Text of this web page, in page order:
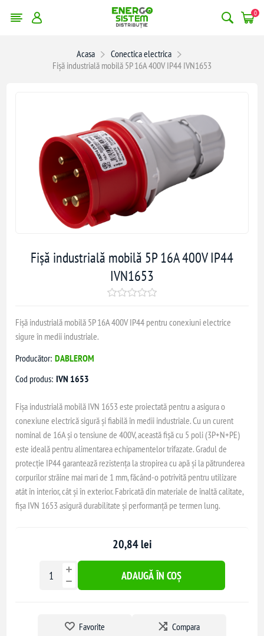
0
Acasa
Conectica electrica
Fișă industrială mobilă 5P 16A 400V IP44 IVN1653
Fișă industrială mobilă 5P 16A 400V IP44
IVN1653
Fișă industrială mobilă 5P 16A 400V IP44 pentru conexiuni electrice
sigure în medii industriale.
Producător: DABLEROM
Cod produs: IVN 1653
Fișa industrială mobilă IVN 1653 este proiectată pentru a asigura o
conexiune electrică sigură și fiabilă în medii industriale. Cu un curent
nominal de 16A și o tensiune de 400V, această fișă cu 5 poli (3P+N+PE)
este ideală pentru alimentarea echipamentelor trifazate. Gradul de
protecție IP44 garantează rezistența la stropirea cu apă și la pătrunderea
corpurilor străine mai mari de 1 mm, făcând-o potrivită pentru utilizare
atât în interior, cât și în exterior. Fabricată din materiale de înaltă calitate,
fișa IVN 1653 asigură durabilitate și performanță pe termen lung.
20,84 lei
ADAUGĂ ÎN COȘ
Favorite Compara